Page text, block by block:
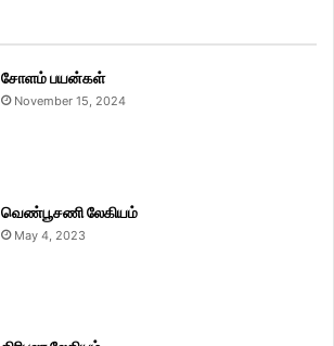
சோளம் பயன்கள்
November 15, 2024
வெண்பூசணி லேகியம்
May 4, 2023